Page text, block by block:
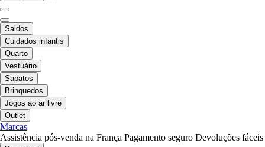
Saldos
Cuidados infantis
Quarto
Vestuário
Sapatos
Brinquedos
Jogos ao ar livre
Outlet
Marcas
Assistência pós-venda na França Pagamento seguro Devoluções fáceis